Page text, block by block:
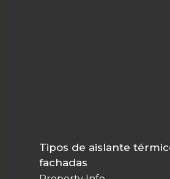
Tipos de aislante
fachadas